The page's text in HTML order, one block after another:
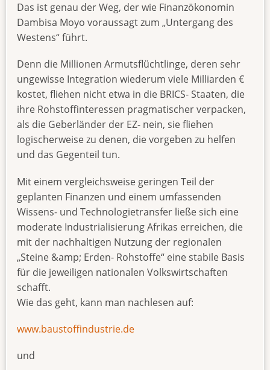
Das ist genau der Weg, der wie Finanzökonomin
Dambisa Moyo voraussagt zum „Untergang des
Westens“ führt.
Denn die Millionen Armutsflüchtlinge, deren sehr
ungewisse Integration wiederum viele Milliarden €
kostet, fliehen nicht etwa in die BRICS- Staaten, die
ihre Rohstoffinteressen pragmatischer verpacken,
als die Geberländer der EZ- nein, sie fliehen
logischerweise zu denen, die vorgeben zu helfen
und das Gegenteil tun.
Mit einem vergleichsweise geringen Teil der
geplanten Finanzen und einem umfassenden
Wissens- und Technologietransfer ließe sich eine
moderate Industrialisierung Afrikas erreichen, die
mit der nachhaltigen Nutzung der regionalen
„Steine &amp; Erden- Rohstoffe“ eine stabile Basis
für die jeweiligen nationalen Volkswirtschaften
schafft.
Wie das geht, kann man nachlesen auf:
www.baustoffindustrie.de
und